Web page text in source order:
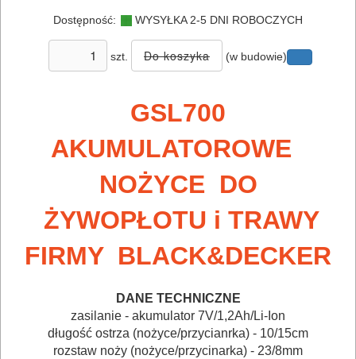
ELEKTRONARZĘDZI
MAGAZYNOWANIE
TRANSPORTOWANIE
POMIAROWE
NARZĘDZIA
BUDOWLANE
ELEKTRY..
GLAZURNICZE
AKCESORIA
MASZYNKI
Dostępność: WYSYŁKA 2-5 DNI ROBOCZYCH
szt. (w budowie)
GSL700
AKUMULATOROWE
NOŻYCE DO
ŻYWOPŁOTU i TRAWY
FIRMY BLACK&DECKER
DANE TECHNICZNE
zasilanie - akumulator 7V/1,2Ah/Li-Ion
długość ostrza (nożyce/przycianrka) - 10/15cm
rozstaw noży (nożyce/przycinarka) - 23/8mm